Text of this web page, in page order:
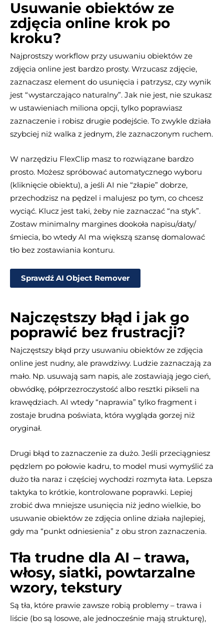
Usuwanie obiektów ze
zdjęcia online krok po
kroku?
Najprostszy workflow przy usuwaniu obiektów ze
zdjęcia online jest bardzo prosty. Wrzucasz zdjęcie,
zaznaczasz element do usunięcia i patrzysz, czy wynik
jest “wystarczająco naturalny”. Jak nie jest, nie szukasz
w ustawieniach miliona opcji, tylko poprawiasz
zaznaczenie i robisz drugie podejście. To zwykle działa
szybciej niż walka z jednym, źle zaznaczonym ruchem.
W narzędziu FlexClip masz to rozwiązane bardzo
prosto. Możesz spróbować automatycznego wyboru
(kliknięcie obiektu), a jeśli AI nie “złapie” dobrze,
przechodzisz na pędzel i malujesz po tym, co chcesz
wyciąć. Klucz jest taki, żeby nie zaznaczać “na styk”.
Zostaw minimalny margines dookoła napisu/daty/
śmiecia, bo wtedy AI ma większą szansę domalować
tło bez zostawiania konturu.
Sprawdź AI Object Remover
Najczęstszy błąd i jak go
poprawić bez frustracji?
Najczęstszy błąd przy usuwaniu obiektów ze zdjęcia
online jest nudny, ale prawdziwy. Ludzie zaznaczają za
mało. Np. usuwają sam napis, ale zostawiają jego cień,
obwódkę, półprzezroczystość albo resztki pikseli na
krawędziach. AI wtedy “naprawia” tylko fragment i
zostaje brudna poświata, która wygląda gorzej niż
oryginał.
Drugi błąd to zaznaczenie za dużo. Jeśli przeciągniesz
pędzlem po połowie kadru, to model musi wymyślić za
dużo tła naraz i częściej wychodzi rozmyta łata. Lepsza
taktyka to krótkie, kontrolowane poprawki. Lepiej
zrobić dwa mniejsze usunięcia niż jedno wielkie, bo
usuwanie obiektów ze zdjęcia online działa najlepiej,
gdy ma “punkt odniesienia” z obu stron zaznaczenia.
Tła trudne dla AI – trawa,
włosy, siatki, powtarzalne
wzory, tekstury
Są tła, które prawie zawsze robią problemy – trawa i
liście (bo są losowe, ale jednocześnie mają strukturę),